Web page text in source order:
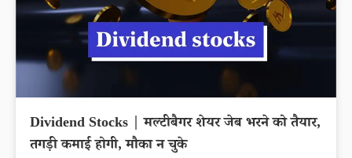
Dividend Stocks | मल्टीबैगर शेयर जेब भरने को तैयार,
तगड़ी कमाई होगी, मौका न चुके